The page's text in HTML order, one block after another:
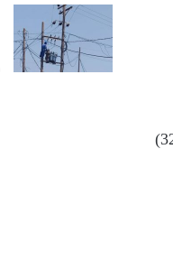
أخرى، وتعرضن للتعذيب والإخفاء القسري، وتم تلفيق التهم ضدهن، أُفرجَ على عديد منهن مقابل فدية مالية، ولاتزال (320)